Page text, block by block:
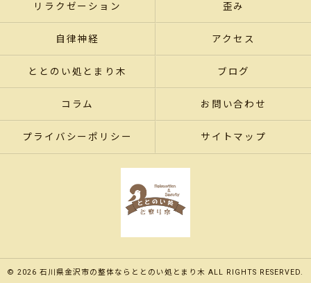
リラクゼーション 歪み
自律神経 アクセス
ととのい処とまり木 ブログ
コラム お問い合わせ
プライバシーポリシー サイトマップ
© 2026 石川県金沢市の整体ならととのい処とまり木 ALL RIGHTS RESERVED.